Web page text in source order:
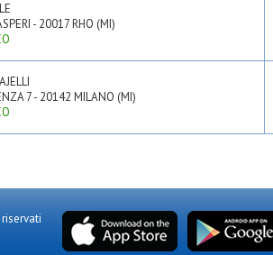
- 20017 RHO (MI)
7 - 20142 MILANO (MI)
riservati